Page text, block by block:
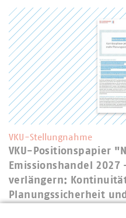
VKU-Stellungnahme
VKU-Positionspapier
Emissionshandel
verlängern:
Planungssicherheit